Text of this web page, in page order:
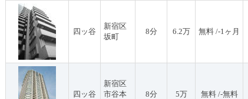
四ッ谷
新宿区
坂町
8分 6.2万 無料 /-1ヶ月
四ッ谷
新宿区
市谷本
8分 5万 無料 /-無料